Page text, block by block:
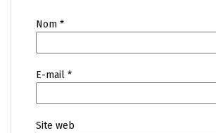
Nom *
E-mail *
Site web